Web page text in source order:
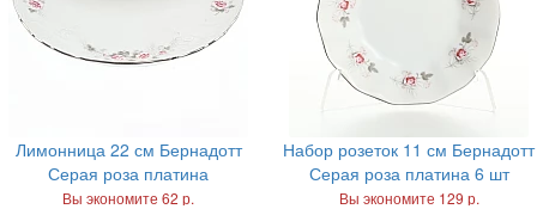
Лимонница 22 см Бернадотт
Серая роза платина
Вы экономите 62 р.
Набор розеток 11 см Бернадотт
Серая роза платина 6 шт
Вы экономите 129 р.